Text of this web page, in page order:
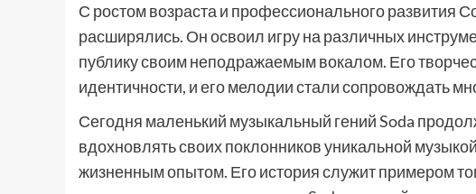
С ростом возраста и профессионального развития
расширялись. Он освоил игру на различных
публику своим неподражаемым вокалом. Его
идентичности, и его мелодии стали сопровождать
Сегодня маленький музыкальный гений Soda
вдохновлять своих поклонников уникальной
жизненным опытом. Его история служит примером